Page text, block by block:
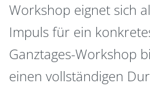
Workshop eignet sich
Impuls für ein
Ganztages-Workshop
einen vollständigen